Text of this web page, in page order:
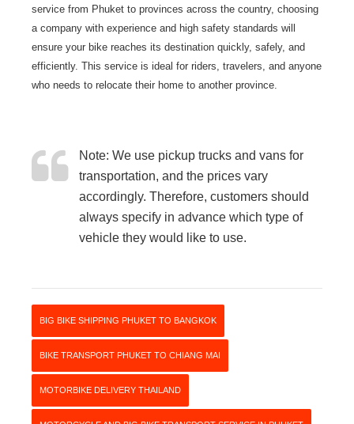
service from Phuket to provinces across the country, choosing
a company with experience and high safety standards will
ensure your bike reaches its destination quickly, safely, and
efficiently. This service is ideal for riders, travelers, and anyone
who needs to relocate their home to another province.
Note: We use pickup trucks and vans for
transportation, and the prices vary
accordingly. Therefore, customers should
always specify in advance which type of
vehicle they would like to use.
BIG BIKE SHIPPING PHUKET TO BANGKOK
BIKE TRANSPORT PHUKET TO CHIANG MAI
MOTORBIKE DELIVERY THAILAND